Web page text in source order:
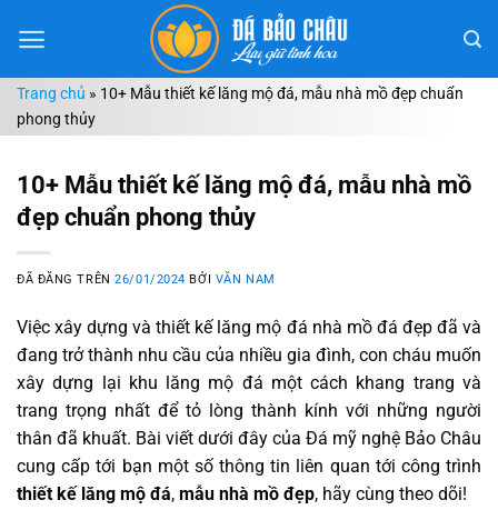
đến
dungTrang chủ » 10+ Mẫu thiết kế lăng mộ đá, mẫu nhà mồ đẹp chuẩn
phong thủy
10+ Mẫu thiết kế lăng mộ đá, mẫu nhà mồ
đẹp chuẩn phong thủy
ĐÃ ĐĂNG TRÊN26/01/2024 BỞI VĂN NAM
Việc xây dựng và thiết kế lăng mộ đá nhà mồ đá đẹp đã và
đang trở thành nhu cầu của nhiều gia đình, con cháu muốn
xây dựng lại khu lăng mộ đá một cách khang trang và
trang trọng nhất để tỏ lòng thành kính với những người
thân đã khuất. Bài viết dưới đây của Đá mỹ nghệ Bảo Châu
cung cấp tới bạn một số thông tin liên quan tới công trình
thiết kế lăng mộ đá, mẫu nhà mồ đẹp, hãy cùng theo dõi!